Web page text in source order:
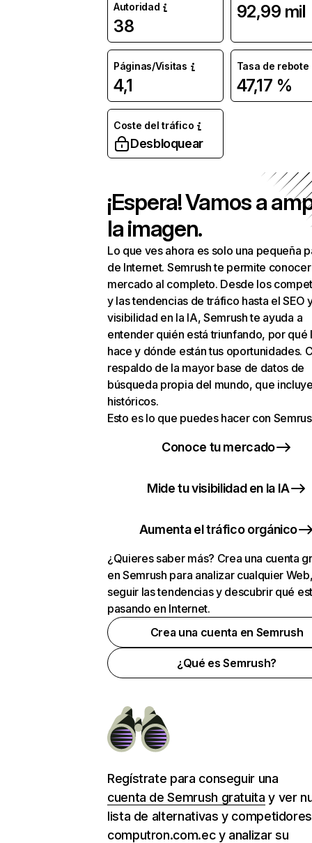
Autoridad
38
92,99 mil
Páginas/Visitas
4,1
Tasa de rebote
47,17 %
Coste del tráfico
Desbloquear
¡Espera! Vamos a
la imagen.
Lo que ves ahora es solo una pequeña
de Internet. Semrush te permite
mercado al completo. Desde los
y las tendencias de tráfico hasta el SEO
visibilidad en la IA, Semrush te ayuda a
entender quién está triunfando, por qué
hace y dónde están tus oportunidades.
respaldo de la mayor base de datos de
búsqueda propia del mundo, que
históricos.
Esto es lo que puedes hacer con
Conoce tu mercado
Mide tu visibilidad en la IA
Aumenta el tráfico orgánico
¿Quieres saber más? Crea una cuenta
en Semrush para analizar cualquier
seguir las tendencias y descubrir qué
pasando en Internet.
Crea una cuenta en Semrush
¿Qué es Semrush?
Regístrate para conseguir una
cuenta de Semrush gratuita y ver
lista de alternativas y
computron.com.ec y analizar su